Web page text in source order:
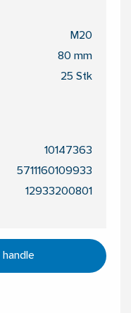
M20
80 mm
25 Stk
10147363
5711160109933
12933200801